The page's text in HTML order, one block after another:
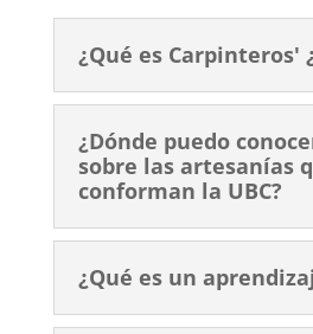
¿Qué es Carpinteros'
¿Dónde puedo
sobre las artesanías
conforman la UBC?
¿Qué es un